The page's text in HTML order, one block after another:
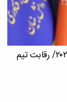
پردیس در تدارک میزبانی المپیک فناوری ۲۰۲۶/ رقابت تیم